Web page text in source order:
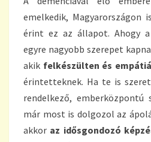
emelkedik,
érint ez az állapot. Ahogy
egyre nagyobb szerepet
akik felkészülten és
érintetteknek. Ha te is
rendelkező, emberközpontú
már most is dolgozol az
akkor az idősgondozó